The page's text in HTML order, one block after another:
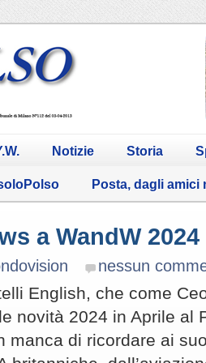
Notizie Storia
Posta, dagli amici
a WandW 2024
nessun
English, che come
novità 2024 in Aprile al
manca di ricordare ai